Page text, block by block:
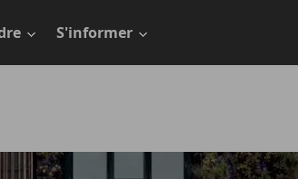
S'informer